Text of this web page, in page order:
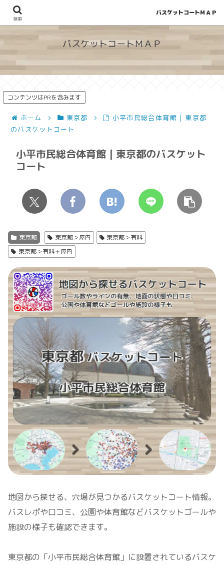
地図から探せる！穴場が見つかるバスケットコート情報
バスケットコートＭＡＰ
コンテンツはPRを含みます
ホーム 東京都
小平市民総合体育館 | 東京都
のバスケットコート
小平市民総合体育館 | 東京都のバスケット
コート
東京都 東京都＞屋内
東京都＞有料
東京都＞有料＋屋内
地図から探せる、穴場が見つかるバスケットコート情報。
バスレポや口コミ、公園や体育館などバスケットゴールや
施設の様子も確認できます。
東京都の「小平市民総合体育館」に設置されているバスケ
検索
バスケットコートＭＡＰ